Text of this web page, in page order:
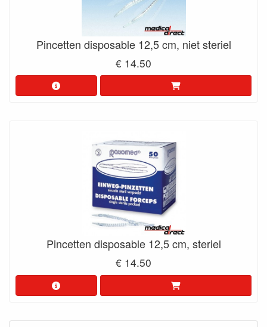
Pincetten disposable 12,5 cm, niet steriel
€ 14.50
Pincetten disposable 12,5 cm, steriel
€ 14.50